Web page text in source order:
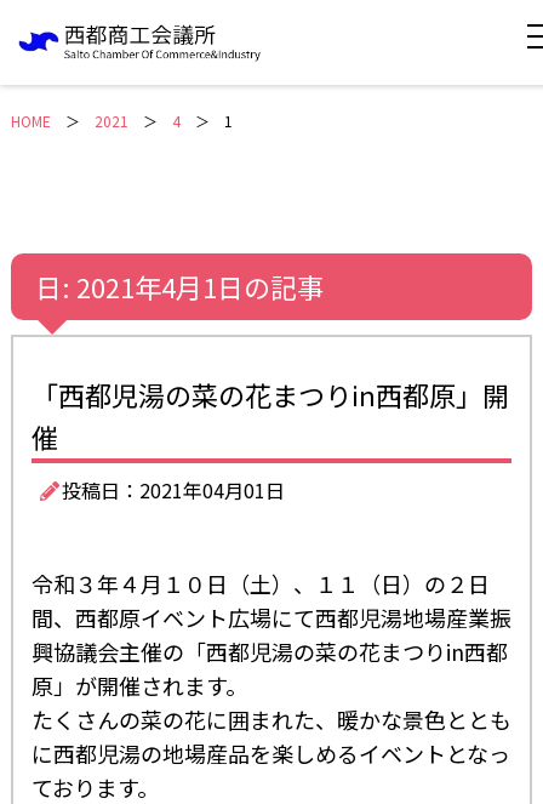
HOME ＞ 2021 4 1
日: 2021年4月1日の記事
「西都児湯の菜の花まつりin西都原」開
催
投稿日：2021年04月01日
令和３年４月１０日（土）、１１（日）の２日
間、西都原イベント広場にて西都児湯地場産業振
興協議会主催の「西都児湯の菜の花まつりin西都
原」が開催されます。
たくさんの菜の花に囲まれた、暖かな景色ととも
に西都児湯の地場産品を楽しめるイベントとなっ
ております。